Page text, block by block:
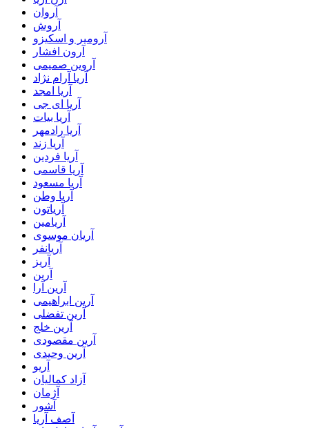
آروان
آروش
آرومیر و اسکیزو
آرون افشار
آروین صمیمی
آریا آرام نژاد
آریا امجد
آریا ای جی
آریا بیات
آریا رادمهر
آریا زند
آریا فردین
آریا قاسمی
آریا مسعود
آریا وطن
آریاتون
آریامین
آریان موسوی
آریانفر
آریز
آرین
آرین آرا
آرین ابراهیمی
آرین تفضلی
آرین خلج
آرین مقصودی
آرین وحیدی
آریو
آزاد کمالیان
آژمان
آشور
آصف آریا